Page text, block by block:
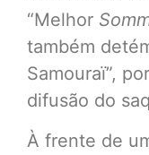
“Melhor
também
Samouraï”,
difusão do
À frente de